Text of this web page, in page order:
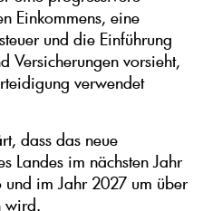
Einkommens, eine
und die Einführung
Versicherungen vorsieht,
verwendet
dass das neue
Landes im nächsten Jahr
im Jahr 2027 um über
wird.